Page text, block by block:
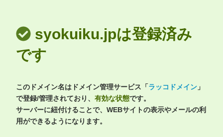
syokuiku.jpは登録済み
です
このドメイン名はドメイン管理サービス「ラッコドメイン 」
で登録/管理されており、 有効な状態です。
サーバーに紐付けることで、WEBサイトの表示やメールの利
用ができるようになります。